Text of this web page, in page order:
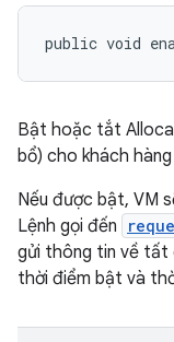
public void
Bật hoặc tắt
bổ) cho khách hàng
Nếu được bật, VM
Lệnh gọi đến
gửi thông tin về tất
thời điểm bật và